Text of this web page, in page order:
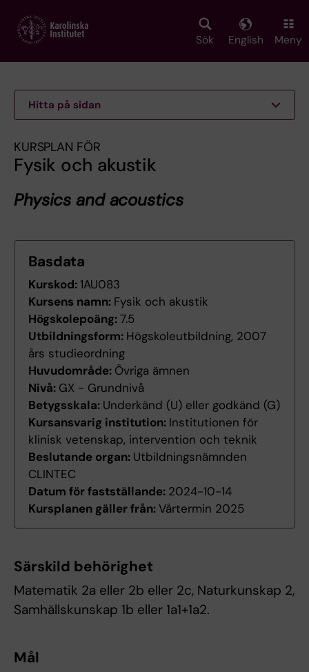
main
Sök English Meny
Hitta på sidan
KURSPLAN FÖR
Fysik och akustik
Physics and acoustics
Basdata
Kurskod:1AU083
Kursens namn: Fysik och akustik
Högskolepoäng:7.5
Utbildningsform: Högskoleutbildning, 2007
års studieordning
Huvudområde: Övriga ämnen
Nivå: GX - Grundnivå
Betygsskala: Underkänd (U) eller godkänd (G)
Kursansvarig institution: Institutionen för
klinisk vetenskap, intervention och teknik
Beslutande organ: Utbildningsnämnden
CLINTEC
Datum för fastställande: 2024-10-14
Kursplanen gäller från:Vårtermin 2025
Särskild behörighet
Matematik 2a eller 2b eller 2c, Naturkunskap 2,
Samhällskunskap 1b eller 1a1+1a2.
Mål